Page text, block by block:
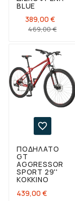
BLUE
389,00 €
469,00 €Τιμή

ΠΟΔΉΛΑΤΟ
GT
AGGRESSOR
SPORT 29''
ΚΌΚΚΙΝΟ
439,00 €